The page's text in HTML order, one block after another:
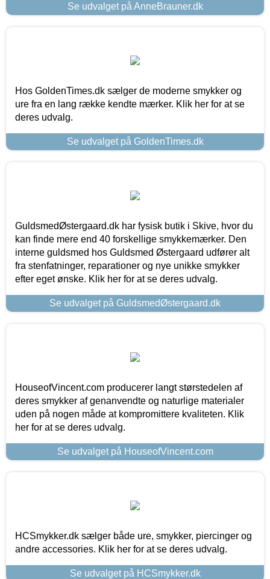
Se udvalget på AnneBrauner.dk
Hos GoldenTimes.dk sælger de moderne smykker og
ure fra en lang række kendte mærker. Klik her for at se
deres udvalg.
Se udvalget på GoldenTimes.dk
GuldsmedØstergaard.dk har fysisk butik i Skive, hvor du
kan finde mere end 40 forskellige smykkemærker. Den
interne guldsmed hos Guldsmed Østergaard udfører alt
fra stenfatninger, reparationer og nye unikke smykker
efter eget ønske. Klik her for at se deres udvalg.
Se udvalget på GuldsmedØstergaard.dk
HouseofVincent.com producerer langt størstedelen af
deres smykker af genanvendte og naturlige materialer
uden på nogen måde at kompromittere kvaliteten. Klik
her for at se deres udvalg.
Se udvalget på HouseofVincent.com
HCSmykker.dk sælger både ure, smykker, piercinger og
andre accessories. Klik her for at se deres udvalg.
Se udvalget på HCSmykker.dk